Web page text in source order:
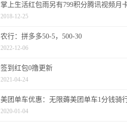
掌上生活红包雨另有799积分腾讯视频月
2018-12-25
农行：拼多多50-5，500-30
2022-12-06
签到红包0撸更新
2021-04-24
美团单车优惠：无限薅美团单车1分钱骑
2020-01-04